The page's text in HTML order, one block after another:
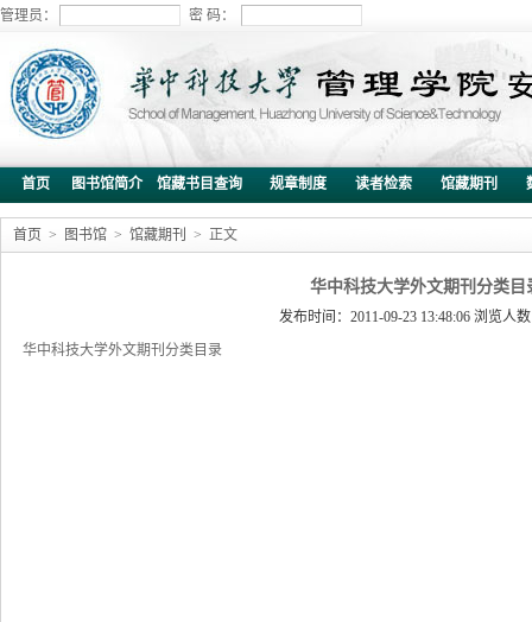
管理员： 密 码：
首页 图书馆简介 馆藏书目查询 规章制度 读者检索 馆藏期刊
首页 > 图书馆 > 馆藏期刊 > 正文
华中科技大学外文期刊分类目
发布时间：2011-09-23 13:48:06 浏览人
华中科技大学外文期刊分类目录